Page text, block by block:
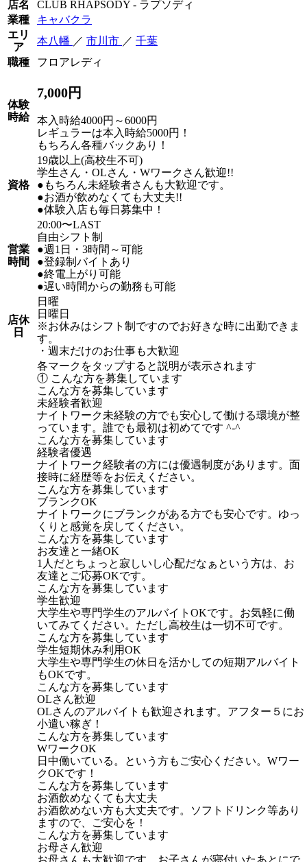
店名
CLUB RHAPSODY - ラプソディ
業種
キャバクラ
エリ
ア
本八幡 ／ 市川市 ／ 千葉
職種
フロアレディ
体験
時給
7,000円
本入時給4000円～6000円
レギュラーは本入時給5000円！
もちろん各種バックあり！
資格
19歳以上(高校生不可)
学生さん・OLさん・Wワークさん歓迎!!
●もちろん未経験者さんも大歓迎です。
●お酒が飲めなくても大丈夫!!
●体験入店も毎日募集中！
営業
時間
20:00〜LAST
自由シフト制
●週1日・3時間～可能
●登録制バイトあり
●終電上がり可能
●遅い時間からの勤務も可能
店休
日
日曜
日曜日
※お休みはシフト制ですのでお好きな時に出勤できま
す。
・週末だけのお仕事も大歓迎
各マークをタップすると説明が表示されます
① こんな方を募集しています
こんな方を募集しています
未経験者歓迎
ナイトワーク未経験の方でも安心して働ける環境が整
っています。誰でも最初は初めてです ^-^
こんな方を募集しています
経験者優遇
ナイトワーク経験者の方には優遇制度があります。面
接時に経歴等をお伝えください。
こんな方を募集しています
ブランクOK
ナイトワークにブランクがある方でも安心です。ゆっ
くりと感覚を戻してください。
こんな方を募集しています
お友達と一緒OK
1人だとちょっと寂しいし心配だなぁという方は、お
友達とご応募OKです。
こんな方を募集しています
学生歓迎
大学生や専門学生のアルバイトOKです。お気軽に働
いてみてください。ただし高校生は一切不可です。
こんな方を募集しています
学生短期休み利用OK
大学生や専門学生の休日を活かしての短期アルバイト
もOKです。
こんな方を募集しています
OLさん歓迎
OLさんのアルバイトも歓迎されます。アフター５にお
小遣い稼ぎ！
こんな方を募集しています
WワークOK
日中働いている。という方もご安心ください。Wワー
クOKです！
こんな方を募集しています
お酒飲めなくても大丈夫
お酒飲めない方も大丈夫です。ソフトドリンク等あり
ますので、ご安心を！
こんな方を募集しています
お母さん歓迎
お母さんも大歓迎です。お子さんが寝付いたあとにで